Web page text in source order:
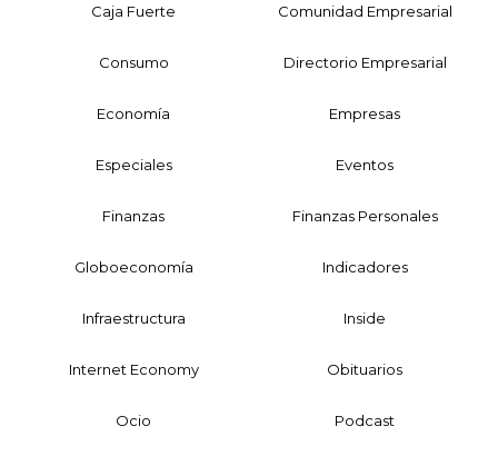
Caja Fuerte Comunidad Empresarial
Consumo Directorio Empresarial
Economía Empresas
Especiales Eventos
Finanzas Finanzas Personales
Globoeconomía Indicadores
Infraestructura Inside
Internet Economy Obituarios
Ocio Podcast